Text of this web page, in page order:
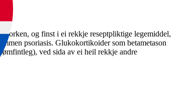
og finst i ei rekkje reseptpliktige legemiddel,
psoriasis. Glukokortikoider som betametason
ved sida av ei heil rekkje andre